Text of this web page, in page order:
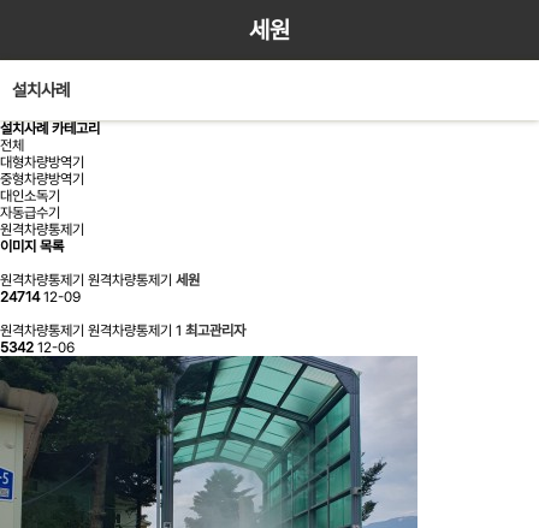
세원
설치사례
설치사례 카테고리
전체
대형차량방역기
중형차량방역기
대인소독기
자동급수기
원격차량통제기
이미지 목록
원격차량통제기 원격차량통제기 세원
24714 12-09
원격차량통제기 원격차량통제기 1 최고관리자
5342 12-06